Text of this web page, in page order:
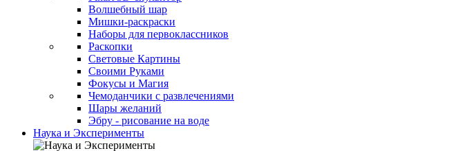
Волшебный шар
Мишки-раскраски
Наборы для первоклассников
Раскопки
Световые Картины
Своими Руками
Фокусы и Магия
Чемоданчики с развлечениями
Шары желаний
Эбру - рисование на воде
Наука и Эксперименты